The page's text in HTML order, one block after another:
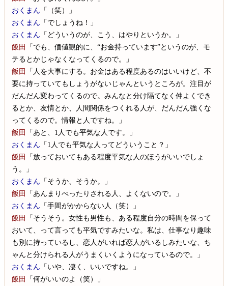
おくまん 「（笑）」
おくまん 「でしょうね！」
おくまん 「どういうのが、こう、はやりというか。」
飯田
「でも、価値観的に、“お金持っています”というのが、モ
テるとかじゃなくなってくるので。」
飯田
「人を大事にする。お金はある程度あるのはいいけど、不
要に持っていてもしょうがないじゃんというところが。注目が
だんだん変わってくるので。みんなと分け隔てなく仲よくでき
るとか、友情とか、人間関係をつくれる人が、だんだん強くな
ってくるので。情報と人ですね。」
飯田
「あと、1人でも平気な人です。」
おくまん 「1人でも平気な人ってどういうこと？」
飯田
「放っておいてもある程度平気な人のほうがいいでしょ
う。」
おくまん 「そうか、そうか。」
飯田
「あんまりべったりされる人、よくないので。」
おくまん 「手間がかからない人（笑）」
飯田
「そうそう。女性も男性も、ある程度自分の時間を保って
おいて、って言っても平気ですみたいな。私は、仕事なり趣味
も別に持っているし、恋人がいれば恋人がいるしみたいな、ち
ゃんと分けられる人がうまくいくようになっているので。」
おくまん 「いや、凄く、いいですね。」
飯田
「何がいいのよ（笑）」